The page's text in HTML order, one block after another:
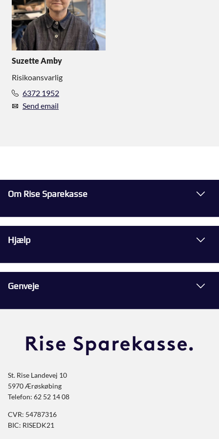
Suzette Amby
Risikoansvarlig
6372 1952
Send email
Om Rise Sparekasse
Hjælp
Genveje
St. Rise Landevej 10
5970 Ærøskøbing
Telefon: 62 52 14 08
CVR: 54787316
BIC: RISEDK21